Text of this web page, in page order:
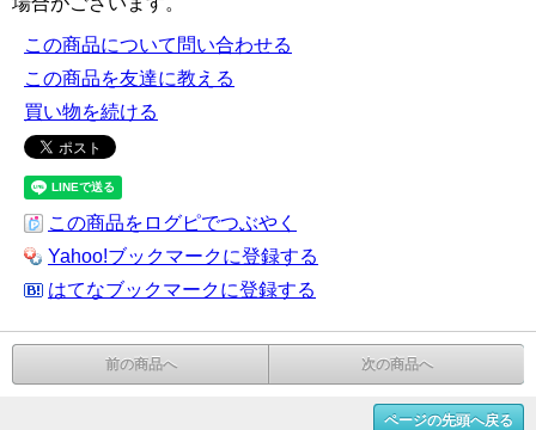
この商品について問い合わせる
この商品を友達に教える
買い物を続ける
この商品をログピでつぶやく
Yahoo!ブックマークに登録する
はてなブックマークに登録する
前の商品へ 次の商品へ
ページの先頭へ戻る